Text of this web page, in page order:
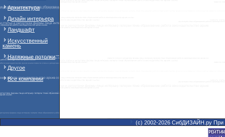
Архитектура
Дизайн интерьера
Ландшафт
Искусственный
камень
Натяжные потолки
Другое
Все компании
(с) 2002-2026 СибДИЗАЙН.ру При